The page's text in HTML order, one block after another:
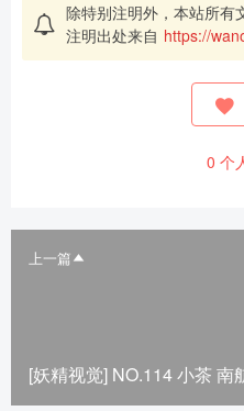
除特别注明外，本站所有
注明出处来自 https://
0 个
上一篇
[妖精视觉] NO.114 小茶 南